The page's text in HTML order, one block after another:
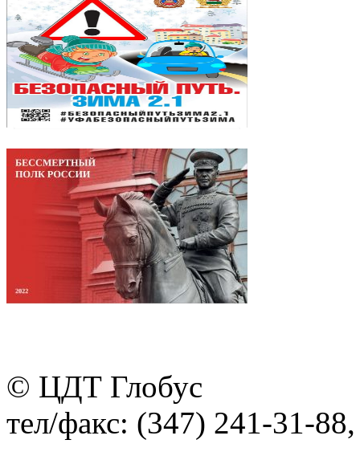
© ЦДТ Глобус
тел/факс: (347) 241-31-